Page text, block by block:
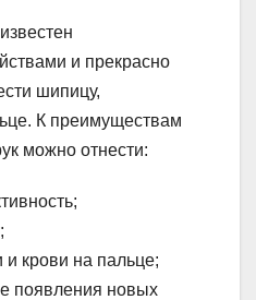
и прекрасно
шипицу,
К преимуществам
можно отнести:
и крови на пальце;
появления новых